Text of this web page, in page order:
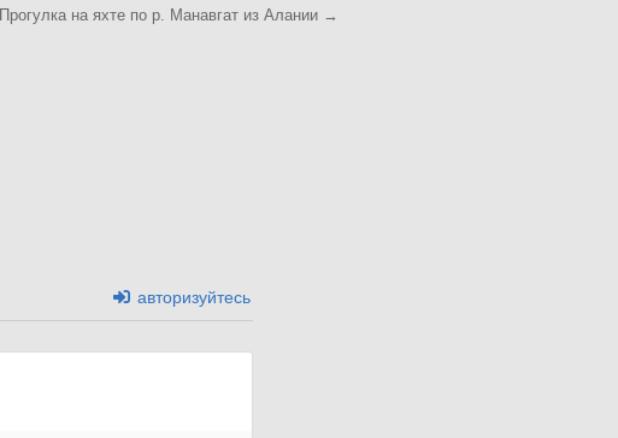
Прогулка на яхте по р. Манавгат из Алании →
авторизуйтесь